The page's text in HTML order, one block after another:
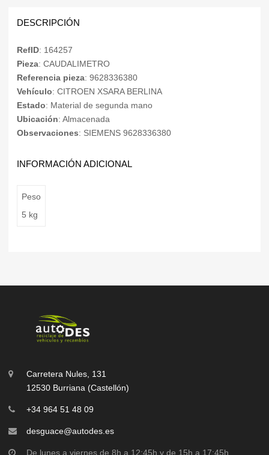
DESCRIPCIÓN
RefID: 164257
Pieza: CAUDALIMETRO
Referencia pieza: 9628336380
Vehículo: CITROEN XSARA BERLINA
Estado: Material de segunda mano
Ubicación: Almacenada
Observaciones: SIEMENS 9628336380
INFORMACIÓN ADICIONAL
Peso
5 kg
Carretera Nules, 131
12530 Burriana (Castellón)
+34 964 51 48 09
desguace@autodes.es
De lunes a viernes de 8h a 12:45h y de 15h a 17:45h